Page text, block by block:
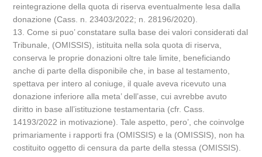
reintegrazione della quota di riserva eventualmente lesa dalla
donazione (Cass. n. 23403/2022; n. 28196/2020).
13. Come si puo’ constatare sulla base dei valori considerati dal
Tribunale, (OMISSIS), istituita nella sola quota di riserva,
conserva le proprie donazioni oltre tale limite, beneficiando
anche di parte della disponibile che, in base al testamento,
spettava per intero al coniuge, il quale aveva ricevuto una
donazione inferiore alla meta’ dell’asse, cui avrebbe avuto
diritto in base all’istituzione testamentaria (cfr. Cass.
14193/2022 in motivazione). Tale aspetto, pero’, che coinvolge
primariamente i rapporti fra (OMISSIS) e la (OMISSIS), non ha
costituito oggetto di censura da parte della stessa (OMISSIS).